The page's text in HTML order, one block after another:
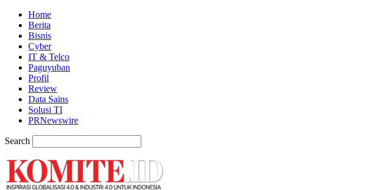
Home
Berita
Bisnis
Cyber
IT & Telco
Paguyuban
Profil
Review
Data Sains
Solusi TI
PRNewswire
Search